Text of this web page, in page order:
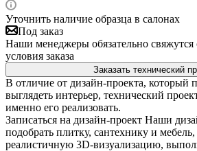
Уточнить наличие образца в салонах
Под заказ
Наши менеджеры обязательно свяжутся
условия заказа
Заказать технический
В отличие от дизайн-проекта, который
выглядеть интерьер, технический
именно его реализовать.
Записаться на дизайн-проект Наши
подобрать плитку, сантехнику и мебель,
реалистичную 3D-визуализацию,